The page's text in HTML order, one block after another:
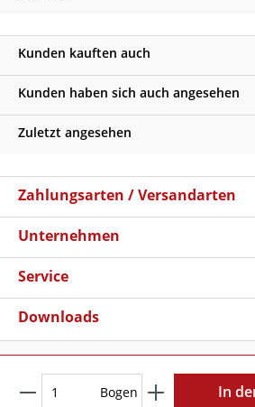
Bogen In
Kunden kauften auch
Kunden haben sich auch angesehen
Zuletzt angesehen
Zahlungsarten / Versandarten
Unternehmen
Service
Downloads
Versandkosten
, wenn nicht
Copyright © 2026 Schilder Klar - Alle